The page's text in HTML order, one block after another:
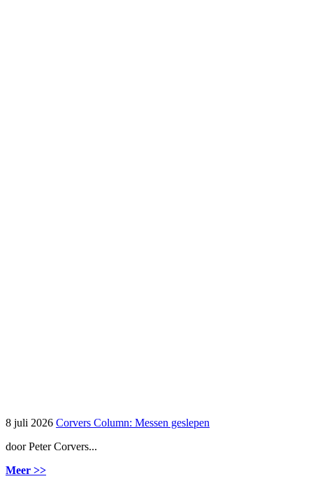
8 juli 2026 Corvers Column: Messen geslepen
door Peter Corvers...
Meer >>